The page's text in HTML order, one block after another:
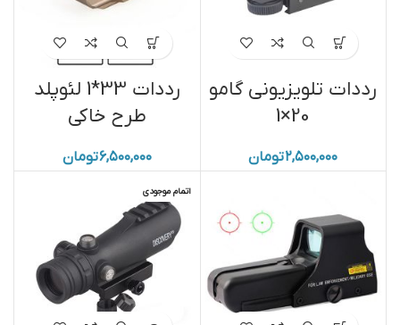
رددات تلویزیونی گامو
20×1
۲,۵۰۰,۰۰۰تومان
رددات 33*1 لئوپلد
طرح خاکی
۶,۵۰۰,۰۰۰تومان
اتمام موجودی